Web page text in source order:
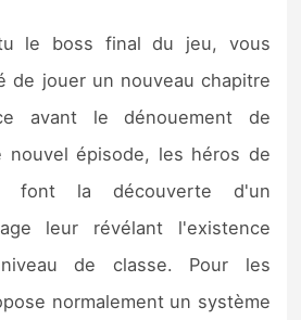
le boss final du jeu, vous
de jouer un nouveau chapitre
avant le dénouement de
nouvel épisode, les héros de
font la découverte d'un
leur révélant l'existence
de classe. Pour les
normalement un système